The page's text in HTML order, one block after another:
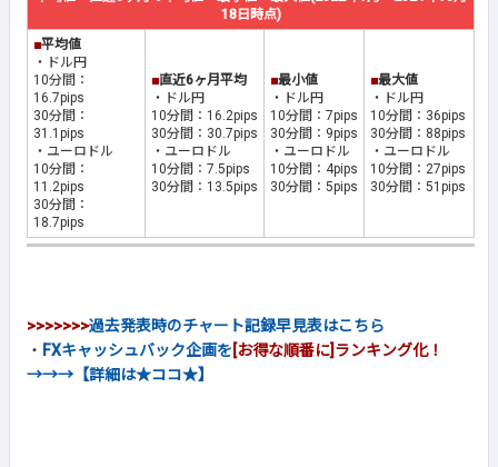
18日時点)
■平均値
・ドル円
10分間：
16.7pips
30分間：
31.1pips
・ユーロドル
10分間：
11.2pips
30分間：
18.7pips
■直近6ヶ月平均
・ドル円
10分間：16.2pips
30分間：30.7pips
・ユーロドル
10分間：7.5pips
30分間：13.5pips
■最小値
・ドル円
10分間：7pips
30分間：9pips
・ユーロドル
10分間：4pips
30分間：5pips
■最大値
・ドル円
10分間：36pips
30分間：88pips
・ユーロドル
10分間：27pips
30分間：51pips
>>>>>>>過去発表時のチャート記録早見表はこちら
・ FXキャッシュバック企画を [お得な順番に]ランキング化！
→→→【詳細は★ココ★】